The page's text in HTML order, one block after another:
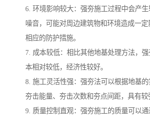
6. 环境影响较大：强夯施工过程中会产生
噪音，可能对周边建筑物和环境造成一
相应的防护措施。
7. 成本较低：相比其他地基处理方法，
本相对较低，经济性较好。
8. 施工灵活性强：强夯法可以根据地基
夯击能量、夯击次数和夯点间距，具有较
9. 质量控制直观：强夯施工的质量可以通